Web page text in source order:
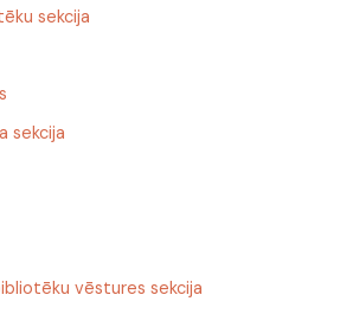
sekcija
sekcija
vēstures sekcija